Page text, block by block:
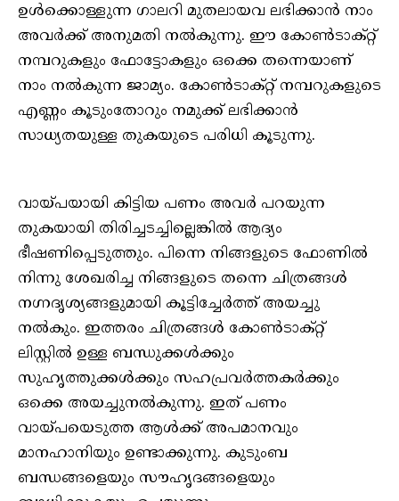
ഉള്‍ക്കൊള്ളുന്ന ഗാലറി മുതലായവ ലഭിക്കാൻ നാം
അവര്‍ക്ക് അനുമതി നല്‍കുന്നു. ഈ കോണ്‍ടാക്റ്റ്
നമ്പറുകളും ഫോട്ടോകളും ഒക്കെ തന്നെയാണ്
നാം നല്‍കുന്ന ജാമ്യം. കോണ്‍ടാക്റ്റ് നമ്പറുകളുടെ
എണ്ണം കൂടുംതോറും നമുക്ക് ലഭിക്കാൻ
സാധ്യതയുള്ള തുകയുടെ പരിധി കൂടുന്നു.
വായ്പയായി കിട്ടിയ പണം അവര്‍ പറയുന്ന
തുകയായി തിരിച്ചടച്ചില്ലെങ്കില്‍ ആദ്യം
ഭീഷണിപ്പെടുത്തും. പിന്നെ നിങ്ങളുടെ ഫോണില്‍
നിന്നു ശേഖരിച്ച നിങ്ങളുടെ തന്നെ ചിത്രങ്ങള്‍
നഗ്നദൃശ്യങ്ങളുമായി കൂട്ടിച്ചേര്‍ത്ത് അയച്ചു
നല്‍കും. ഇത്തരം ചിത്രങ്ങള്‍ കോണ്‍ടാക്റ്റ്
ലിസ്റ്റില്‍ ഉള്ള ബന്ധുക്കള്‍ക്കും
സുഹൃത്തുക്കള്‍ക്കും സഹപ്രവര്‍ത്തകര്‍ക്കും
ഒക്കെ അയച്ചുനൽകുന്നു. ഇത് പണം
വായ്പയെടുത്ത ആൾക്ക് അപമാനവും
മാനഹാനിയും ഉണ്ടാക്കുന്നു. കുടുംബ
ബന്ധങ്ങളെയും സൗഹൃദങ്ങളെയും